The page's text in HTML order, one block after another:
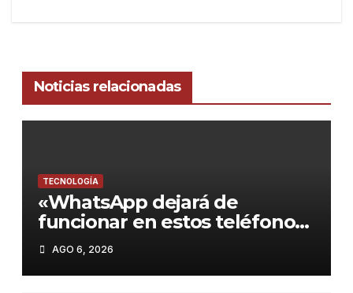
Noticias relacionadas
TECNOLOGÍA
«WhatsApp dejará de
funcionar en estos teléfonos
desde el 15 de agosto de
2026: Guía para no quedarte
sin servicio»
AGO 6, 2026